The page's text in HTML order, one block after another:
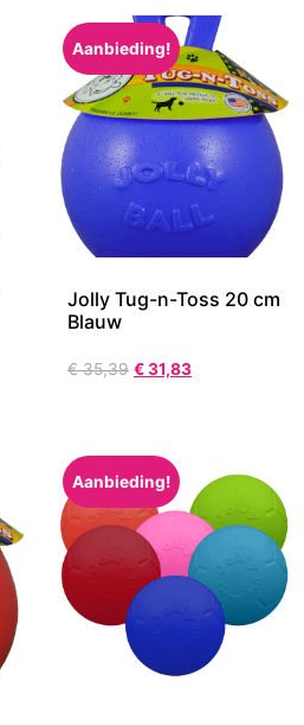
Aanbieding!
Jolly Tug-n-Toss 20 cm
Blauw
€35,39 €31,83
Aanbieding!